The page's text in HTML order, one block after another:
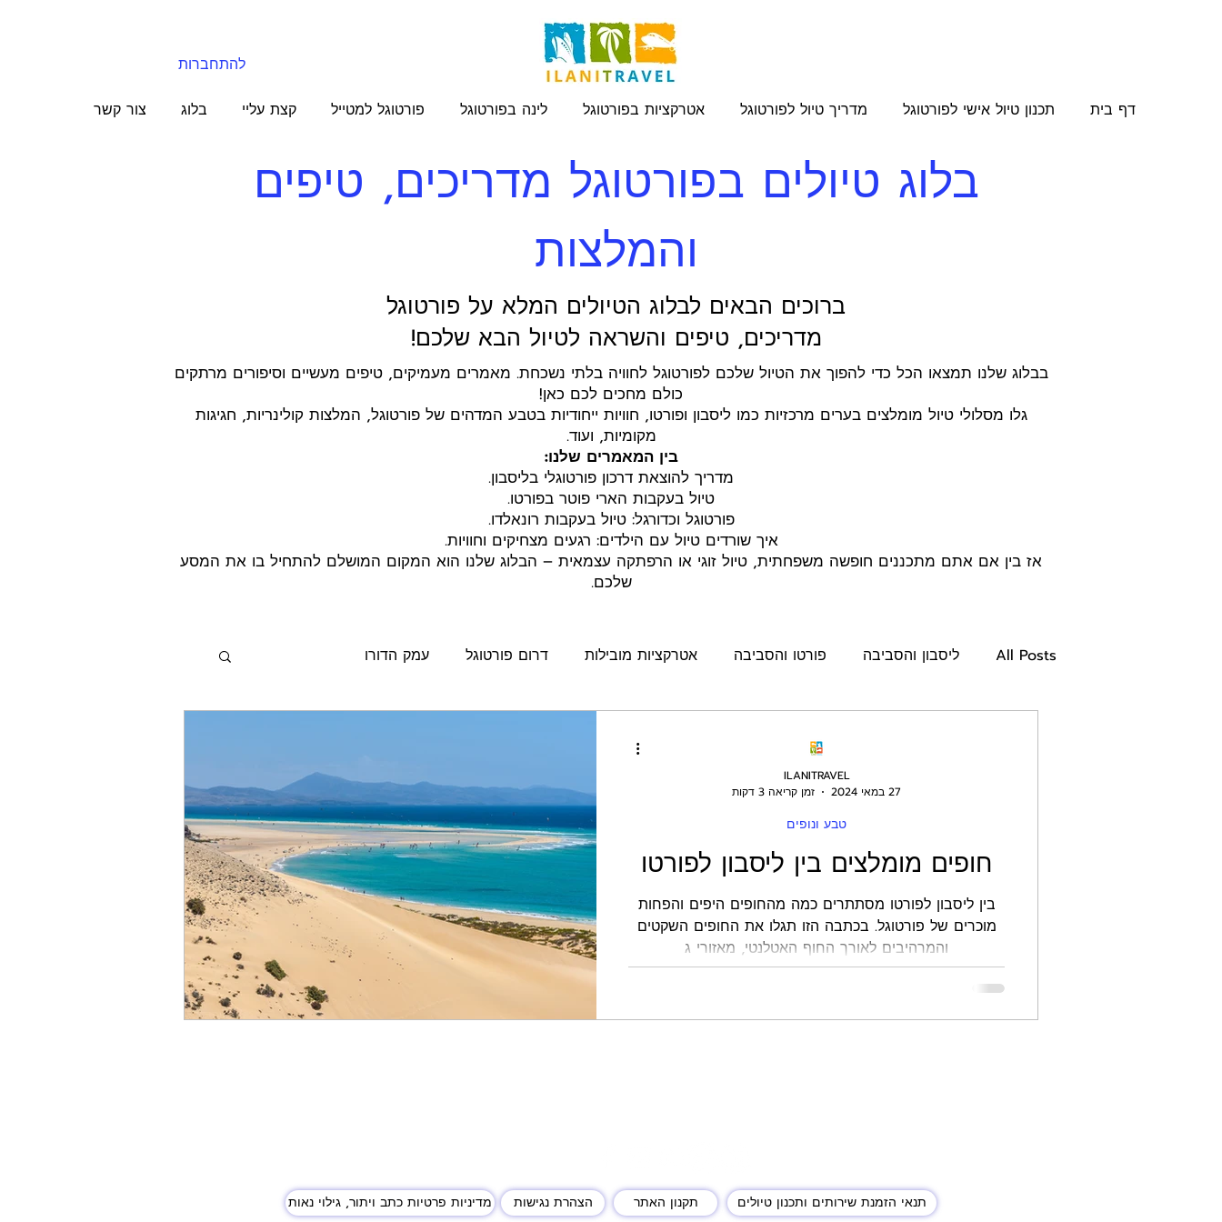
להתחברות
דף בית תכנון טיול אישי לפורטוגל מדריך טיול לפורטוגל אטרקציות בפורטוגל לינה בפורטוגל פורטוגל למטייל קצת עליי בלוג צור קשר
בלוג טיולים בפורטוגל מדריכים, טיפים
והמלצות
ברוכים הבאים לבלוג הטיולים המלא על פורטוגל
מדריכים, טיפים והשראה לטיול הבא שלכם!
בבלוג שלנו תמצאו הכל כדי להפוך את הטיול שלכם לפורטוגל לחוויה בלתי נשכחת. מאמרים מעמיקים, טיפים מעשיים וסיפורים מרתקים
כולם מחכים לכם כאן!
גלו מסלולי טיול מומלצים בערים מרכזיות כמו ליסבון ופורטו, חוויות ייחודיות בטבע המדהים של פורטוגל, המלצות קולינריות, חגיגות
מקומיות, ועוד.
בין המאמרים שלנו:
מדריך להוצאת דרכון פורטוגלי בליסבון.
טיול בעקבות הארי פוטר בפורטו.
פורטוגל וכדורגל: טיול בעקבות רונאלדו.
איך שורדים טיול עם הילדים: רגעים מצחיקים וחוויות.
אז בין אם אתם מתכננים חופשה משפחתית, טיול זוגי או הרפתקה עצמאית – הבלוג שלנו הוא המקום המושלם להתחיל בו את המסע
שלכם.
All Posts ליסבון והסביבה פורטו והסביבה אטרקציות מובילות דרום פורטוגל עמק הדורו
פורטוגל למטייל North Portugal מרכז פורטוגל מדריך החגים והקרנבלים בפורטוגל
חופים מומלצים בין ליסבון לפורטו
בין ליסבון לפורטו מסתתרים כמה מהחופים היפים והפחות
מוכרים של פורטוגל. בכתבה הזו תגלו את החופים השקטים
והמרהיבים לאורך החוף האטלנטי, מאזורי ג
טבע ונופים
ILANITRAVEL
27 במאי 2024
זמן קריאה 3 דקות
תנאי הזמנת שירותים ותכנון טיולים תקנון האתר הצהרת נגישות מדיניות פרטיות כתב ויתור, גילוי נאות